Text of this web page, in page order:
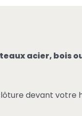
acier,
devant